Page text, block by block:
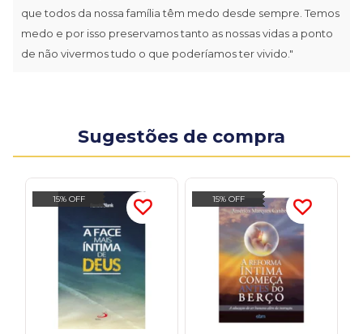
que todos da nossa família têm medo desde sempre. Temos
medo e por isso preservamos tanto as nossas vidas a ponto
de não vivermos tudo o que poderíamos ter vivido."
Sugestões de compra
15% OFF 15% OFF